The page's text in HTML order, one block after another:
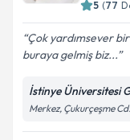
Kişisel
5 (77
Çok yardımsever
buraya gelmiş biz...
İstinye Üniversitesi
Merkez, Çukurçeşme